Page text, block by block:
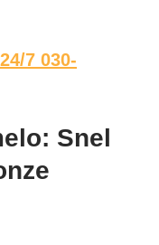
7 030-
Snel